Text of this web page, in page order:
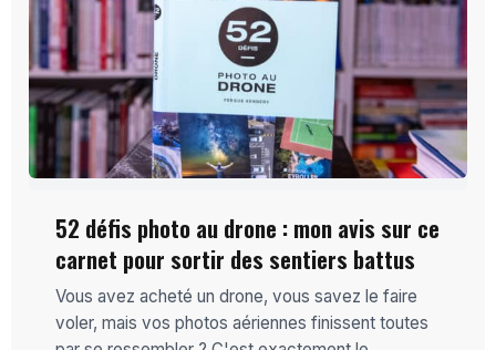
52 défis photo au drone : mon avis sur ce
carnet pour sortir des sentiers battus
Vous avez acheté un drone, vous savez le faire
voler, mais vos photos aériennes finissent toutes